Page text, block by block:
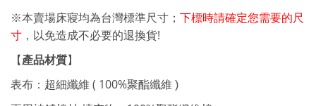
※本賣場床寢均為台灣標準尺寸； 下標時請確定您需要的尺
寸 ，以免造成不必要的退換貨!
【 產品材質】
表布：超細纖維 ( 100%聚酯纖維 )